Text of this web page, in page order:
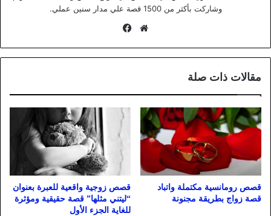
وشاركت بأكثر من 1500 قصة علي مدار سنين عملي.
موقع
مقالات ذات صلة
قصص رومانسية مكتملة واتباد
قصة زواج بطريقة مجنونة
قصص زوجية واقعية للعبرة بعنوان
“ليتني مثلها” قصة حقيقية ومؤثرة
للغاية الجزء الأول